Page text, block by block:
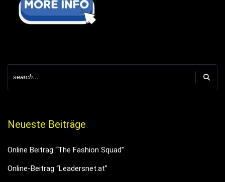
Neueste Beiträge
Online Beitrag “The Fashion Squad”
Online-Beitrag “Leadersnet.at”